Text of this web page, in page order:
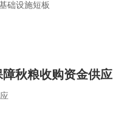
础设施短板
秋粮收购资金供应